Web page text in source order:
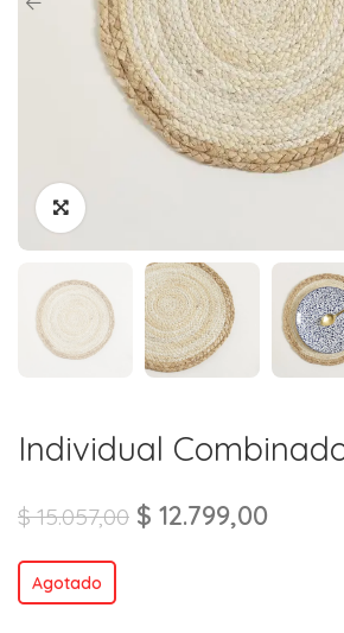
Individual
$15.057,00 $ 12.799,00
Agotado